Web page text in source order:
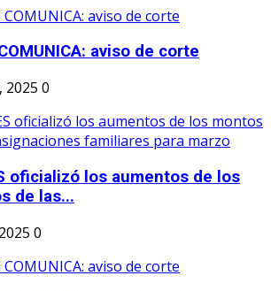
aviso de corte
2025 0
oficializó los aumentos de los
de las...
0